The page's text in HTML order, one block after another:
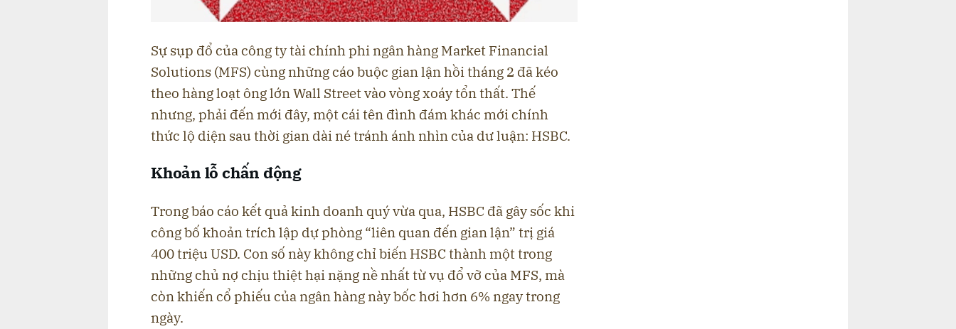
Sự sụp đổ của công ty tài chính phi ngân hàng Market Financial
Solutions (MFS) cùng những cáo buộc gian lận hồi tháng 2 đã kéo
theo hàng loạt ông lớn Wall Street vào vòng xoáy tổn thất. Thế
nhưng, phải đến mới đây, một cái tên đình đám khác mới chính
thức lộ diện sau thời gian dài né tránh ánh nhìn của dư luận: HSBC.
Khoản lỗ chấn động
Trong báo cáo kết quả kinh doanh quý vừa qua, HSBC đã gây sốc khi
công bố khoản trích lập dự phòng “liên quan đến gian lận” trị giá
400 triệu USD. Con số này không chỉ biến HSBC thành một trong
những chủ nợ chịu thiệt hại nặng nề nhất từ vụ đổ vỡ của MFS, mà
còn khiến cổ phiếu của ngân hàng này bốc hơi hơn 6% ngay trong
ngày.